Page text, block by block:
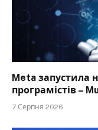
Meta запустила
програмістів –
7 Серпня 2026